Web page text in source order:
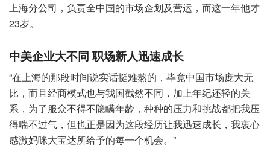
上海分公司，负责全中国的市场企划及营运，而这一年他才
23岁。
中美企业大不同 职场新人迅速成长
“在上海的那段时间说实话挺难熬的，毕竟中国市场庞大无
比，而且经商模式也与我国截然不同，加上年纪还轻的关
系，为了服众不得不隐瞒年龄，种种的压力和挑战都把我压
得喘不过气，但也正是因为这段经历让我迅速成长，我衷心
感激妈咪大宝达所给予的每一个机会。”